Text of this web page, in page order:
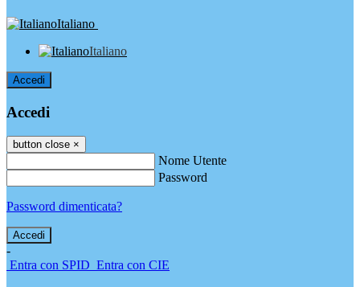
Italiano
Italiano
Accedi
Accedi
button close ×
Nome Utente
Password
Password dimenticata?
-
Entra con SPID Entra con CIE